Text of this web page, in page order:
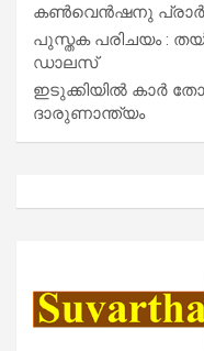
കൺവെൻഷനു
പുസ്തക പരിചയം :
ഡാലസ്
ഇടുക്കിയിൽ കാർ
ദാരുണാന്ത്യം